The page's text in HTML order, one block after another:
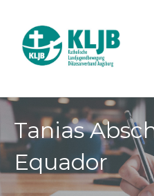
Tanias
Equador